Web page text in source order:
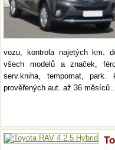
vozu, kontrola najetých km.
všech modelů a značek,
serv.kniha, tempomat,
prověřených aut. až 36